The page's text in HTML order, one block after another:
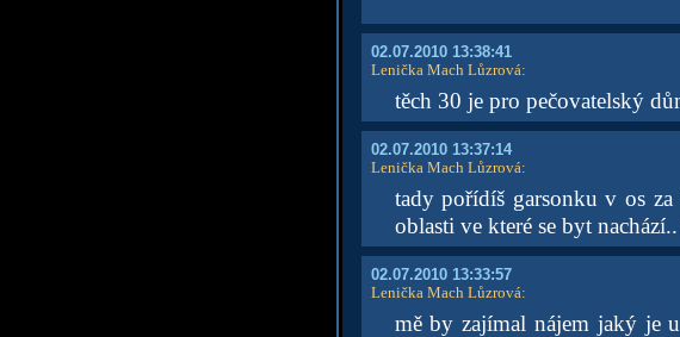
02.07.2010 13:38:41
Lenička Mach Lůzrová:
těch 30 je pro pečovatelský
02.07.2010 13:37:14
Lenička Mach Lůzrová:
tady pořídíš garsonku v os
oblasti ve které se byt
02.07.2010 13:33:57
Lenička Mach Lůzrová:
mě by zajímal nájem jaký je